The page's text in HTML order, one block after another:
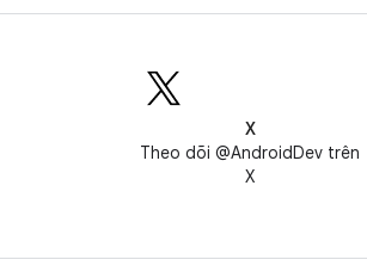
X
Theo dõi @AndroidDev trên
X